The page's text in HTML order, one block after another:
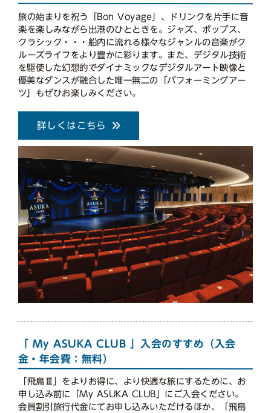
旅の始まりを祝う「Bon Voyage」、ドリンクを片手に音
楽を楽しみながら出港のひとときを。ジャズ、ポップス、
クラシック・・・船内に流れる様々なジャンルの音楽がク
ルーズライフをより豊かに彩ります。また、デジタル技術
を駆使した幻想的でダイナミックなデジタルアート映像と
優美なダンスが融合した唯一無二の「パフォーミングアー
ツ」もぜひお楽しみください。
詳しくはこちら
「 My ASUKA CLUB 」入会のすすめ（入会
金・年会費：無料）
「飛鳥Ⅲ」をよりお得に、より快適な旅にするために、お
申し込み前に「My ASUKA CLUB」にご入会ください。
会員割引旅行代金にてお申し込みいただけるほか、「飛鳥